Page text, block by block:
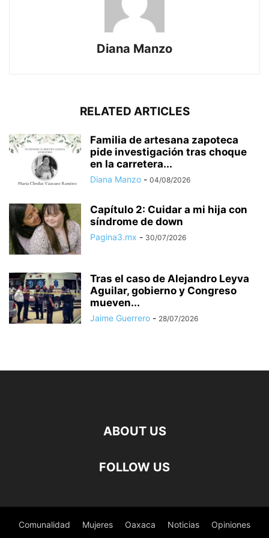
Diana Manzo
RELATED ARTICLES
Familia de artesana zapoteca
pide investigación tras choque
en la carretera...
Diana Manzo - 04/08/2026
Capítulo 2: Cuidar a mi hija con
síndrome de down
Pagina3.mx - 30/07/2026
Tras el caso de Alejandro Leyva
Aguilar, gobierno y Congreso
mueven...
Jaime Guerrero - 28/07/2026
ABOUT US
FOLLOW US
Comunalidad Mujeres Oaxaca Noticias Opiniones